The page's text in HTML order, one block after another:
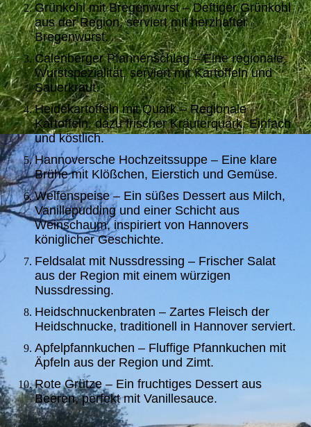
Grünkohl mit Bregenwurst – Deftiger Grünkohl
aus der Region, serviert mit herzhafter
Bregenwurst.
Calenberger Pfannenschlag – Eine regionale
Wurstspezialität, serviert mit Kartoffeln und
Sauerkraut.
Heidekartoffeln mit Quark – Regionale
Kartoffeln, dazu frischer Kräuterquark. Einfach
und köstlich.
Hannoversche Hochzeitssuppe – Eine klare
Brühe mit Klößchen, Eierstich und Gemüse.
Welfenspeise – Ein süßes Dessert aus Milch,
Vanillepudding und einer Schicht aus
Weinschaum, inspiriert von Hannovers
königlicher Geschichte.
Feldsalat mit Nussdressing – Frischer Salat
aus der Region mit einem würzigen
Nussdressing.
Heidschnuckenbraten – Zartes Fleisch der
Heidschnucke, traditionell in Hannover serviert.
Apfelpfannkuchen – Fluffige Pfannkuchen mit
Äpfeln aus der Region und Zimt.
Rote Grütze – Ein fruchtiges Dessert aus
Beeren, perfekt mit Vanillesauce.